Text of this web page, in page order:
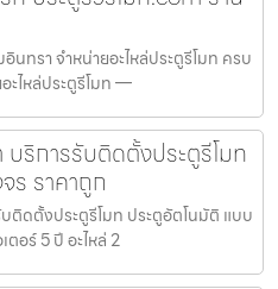
นทรา จำหน่ายอะไหล่ประตูรีโมท ครบ
ะไหล่ประตูรีโมท —
ริการรับติดตั้งประตูรีโมท
ร ราคาถูก
ดตั้งประตูรีโมท ประตูอัตโนมัติ แบบ
อร์ 5 ปี อะไหล่ 2